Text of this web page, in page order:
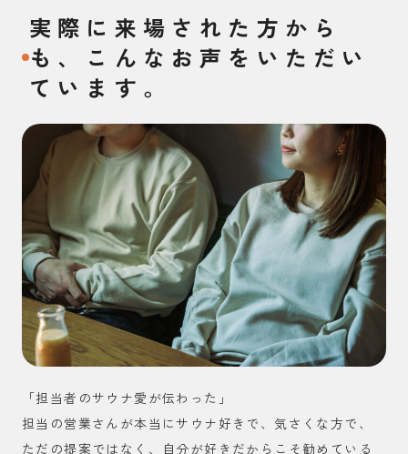
実際に来場された方から
も、こんなお声をいただい
ています。
「担当者のサウナ愛が伝わった」
担当の営業さんが本当にサウナ好きで、気さくな方で、
ただの提案ではなく、自分が好きだからこそ勧めている